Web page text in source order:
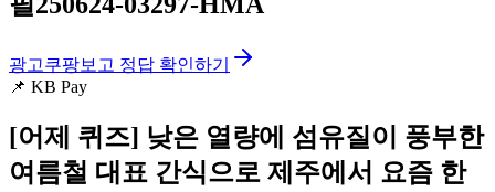
광고쿠팡보고 정답 확인하기
📌 KB Pay
[어제 퀴즈] 낮은 열량에 섬유질이 풍부한
여름철 대표 간식으로 제주에서 요즘 한